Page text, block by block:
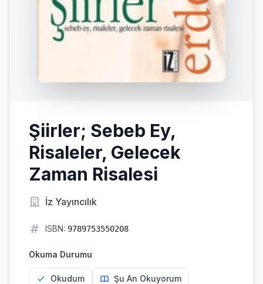
Şiirler; Sebeb Ey,
Risaleler, Gelecek
Zaman Risalesi
İz Yayıncılık
ISBN: 9789753550208
Okuma Durumu
Okudum Şu An Okuyorum